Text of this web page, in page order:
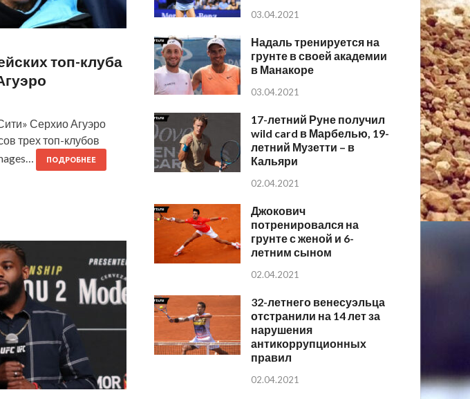
топ-клуба
Серхио Агуэро
трех топ-клубов
ПОДРОБНЕЕ
03.04.2021
Надаль тренируется на
грунте в своей академии
в Манакоре
03.04.2021
17-летний Руне получил
wild card в Марбелью, 19-
летний Музетти – в
Кальяри
02.04.2021
Джокович
потренировался на
грунте с женой и 6-
летним сыном
02.04.2021
32-летнего венесуэльца
отстранили на 14 лет за
нарушения
антикоррупционных
правил
02.04.2021